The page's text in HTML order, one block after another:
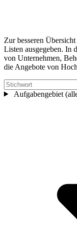
Zur besseren
Listen ausgegeben. In
von Unternehmen,
die Angebote von
Aufgabengebiet